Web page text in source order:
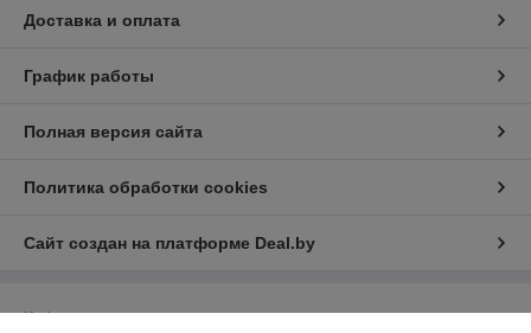
Доставка и оплата
График работы
Полная версия сайта
Политика обработки cookies
Сайт создан на платформе Deal.by
Информация для покупателя